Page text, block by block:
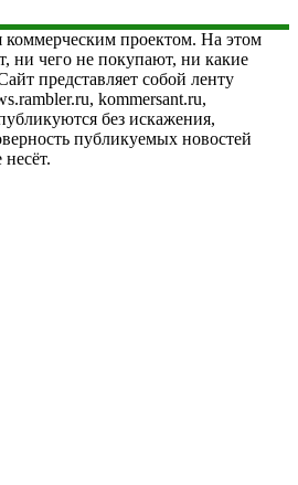
коммерческим проектом. На этом
ни чего не покупают, ни какие
представляет собой ленту
kommersant.ru,
без искажения,
публикуемых новостей